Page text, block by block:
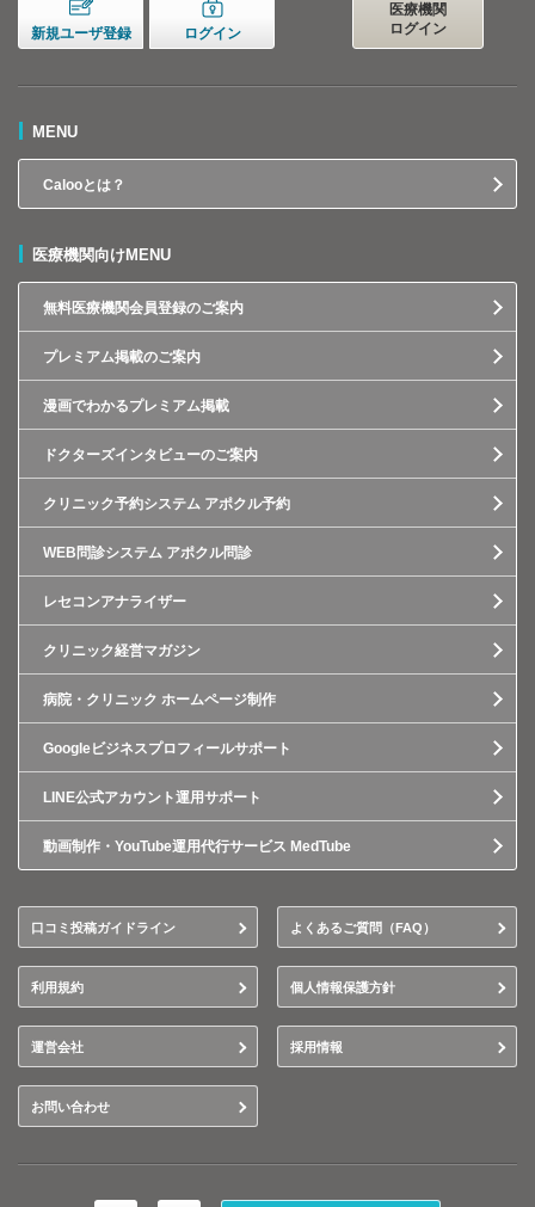
新規ユーザ登録 ログイン
医療機関
ログイン
MENU
Calooとは？
医療機関向けMENU
無料医療機関会員登録のご案内
プレミアム掲載のご案内
漫画でわかるプレミアム掲載
ドクターズインタビューのご案内
クリニック予約システム アポクル予約
WEB問診システム アポクル問診
レセコンアナライザー
クリニック経営マガジン
病院・クリニック ホームページ制作
Googleビジネスプロフィールサポート
LINE公式アカウント運用サポート
動画制作・YouTube運用代行サービス MedTube
口コミ投稿ガイドライン よくあるご質問（FAQ）
利用規約 個人情報保護方針
運営会社 採用情報
お問い合わせ